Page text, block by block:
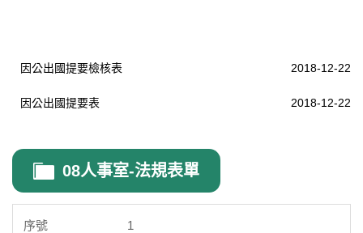
因公出國提要檢核表 2018-12-22
因公出國提要表 2018-12-22
08人事室-法規表單
1